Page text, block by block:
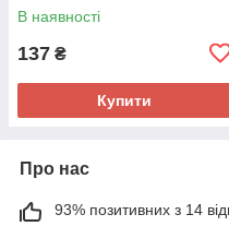
В наявності
137 ₴
Купити
Про нас
93% позитивних з 14